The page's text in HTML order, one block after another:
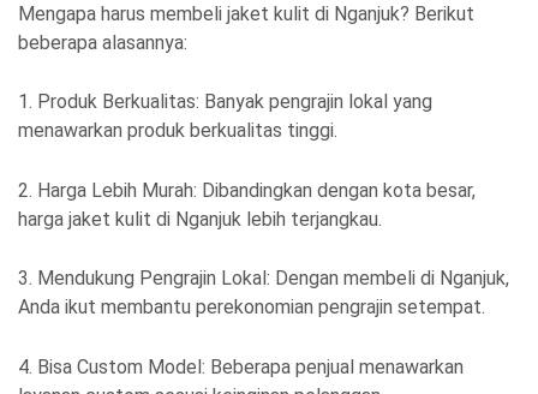
Mengapa harus membeli jaket kulit di Nganjuk? Berikut
beberapa alasannya:
1. Produk Berkualitas: Banyak pengrajin lokal yang
menawarkan produk berkualitas tinggi.
2. Harga Lebih Murah: Dibandingkan dengan kota besar,
harga jaket kulit di Nganjuk lebih terjangkau.
3. Mendukung Pengrajin Lokal: Dengan membeli di Nganjuk,
Anda ikut membantu perekonomian pengrajin setempat.
4. Bisa Custom Model: Beberapa penjual menawarkan